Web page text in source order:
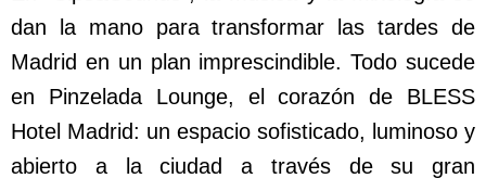
dan la mano para transformar las tardes de
Madrid en un plan imprescindible. Todo sucede
en Pinzelada Lounge, el corazón de BLESS
Hotel Madrid: un espacio sofisticado, luminoso y
abierto a la ciudad a través de su gran